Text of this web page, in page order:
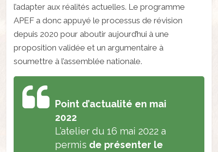
l’adapter aux réalités actuelles. Le programme
APEF a donc appuyé le processus de révision
depuis 2020 pour aboutir aujourd’hui à une
proposition validée et un argumentaire à
soumettre à l’assemblée nationale.
Point d’actualité en mai
2022
L’atelier du 16 mai 2022 a
permis de présenter le